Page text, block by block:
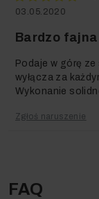
idealną do
rozwiązaniom,
niskiej cenie!
03.05.2020
Bardzo
Podaje w górę ze
wyłącza za
Wykonanie
Zgłoś naruszenie
FAQ